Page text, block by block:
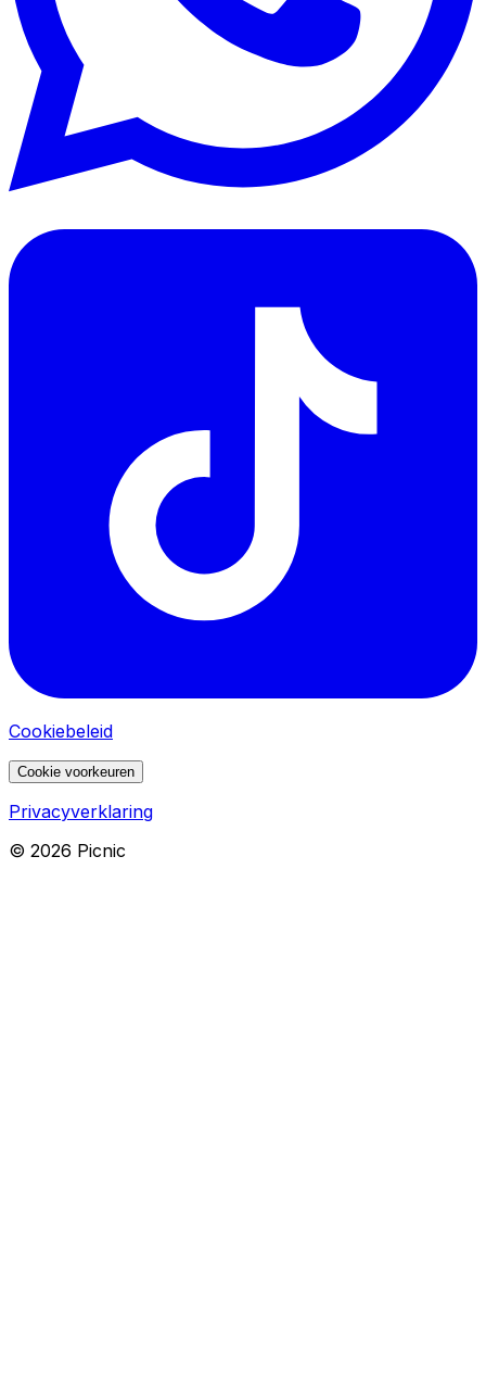
Cookiebeleid
Cookie voorkeuren
Privacyverklaring
© 2026 Picnic